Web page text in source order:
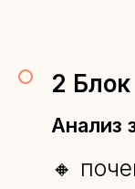
2 Блок
Анализ
🔸